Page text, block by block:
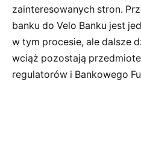
zainteresowanych stron.
banku do Velo Banku jest
w tym procesie, ale dalsze
wciąż pozostają
regulatorów i Bankowego